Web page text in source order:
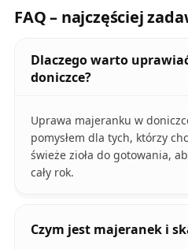
FAQ – najczęściej
Dlaczego warto
doniczce?
Uprawa majeranku w
pomysłem dla tych, którzy
świeże zioła do gotowania,
cały rok.
Czym jest majeranek i